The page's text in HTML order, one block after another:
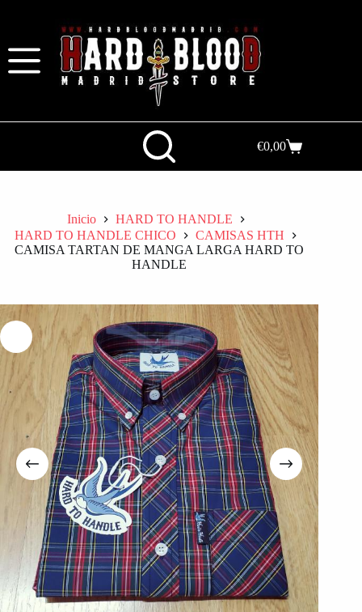
€0,00
Inicio
HARD TO HANDLE
HARD TO HANDLE CHICO
CAMISAS HTH
CAMISA TARTAN DE MANGA LARGA HARD TO
HANDLE